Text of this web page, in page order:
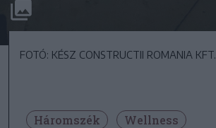
FOTÓ: KÉSZ CONSTRUCTII ROMANIA KFT.
Háromszék Wellness